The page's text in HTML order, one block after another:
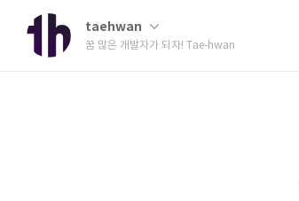
taehwan
꿈 많은 개발자가 되자! Tae-hwan